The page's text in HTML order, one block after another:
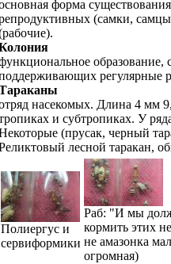
форма
(самки,
образование,
регулярные
насекомых. Длина 4 мм
и субтропиках. У
(прусак, черный
лесной таракан,
Полиергус и
сервиформики
Раб: "И мы
кормить этих
не амазонка
огромная)